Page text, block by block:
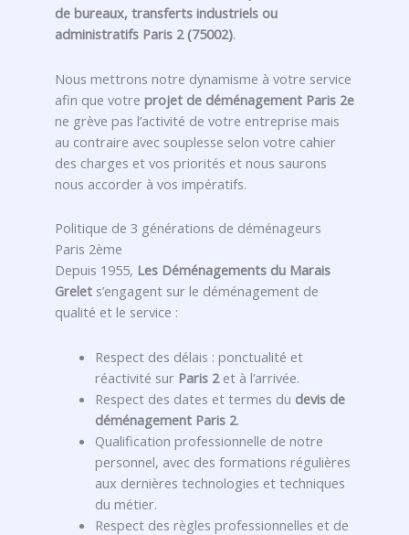
de bureaux, transferts industriels ou
administratifs Paris 2 (75002).
Nous mettrons notre dynamisme à votre service
afin que votre projet de déménagement Paris 2e
ne grève pas l’activité de votre entreprise mais
au contraire avec souplesse selon votre cahier
des charges et vos priorités et nous saurons
nous accorder à vos impératifs.
Politique de 3 générations de déménageurs
Paris 2ème
Depuis 1955, Les Déménagements du Marais
Grelet s’engagent sur le déménagement de
qualité et le service :
Respect des délais : ponctualité et
réactivité sur Paris 2et à l’arrivée.
Respect des dates et termes du devis de
déménagement Paris 2.
Qualification professionnelle de notre
personnel, avec des formations régulières
aux dernières technologies et techniques
du métier.
Respect des règles professionnelles et de